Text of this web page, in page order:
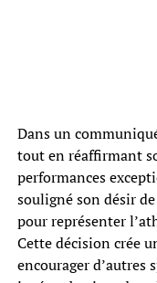
Dans un
tout en réaffirmant
performances
souligné son désir
pour représenter
Cette décision crée
encourager d’autres